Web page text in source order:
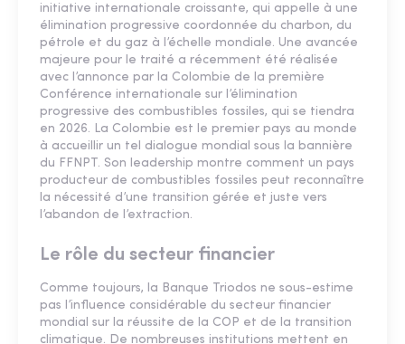
initiative internationale croissante, qui appelle à une
élimination progressive coordonnée du charbon, du
pétrole et du gaz à l’échelle mondiale. Une avancée
majeure pour le traité a récemment été réalisée
avec l’annonce par la Colombie de la première
Conférence internationale sur l’élimination
progressive des combustibles fossiles, qui se tiendra
en 2026. La Colombie est le premier pays au monde
à accueillir un tel dialogue mondial sous la bannière
du FFNPT. Son leadership montre comment un pays
producteur de combustibles fossiles peut reconnaître
la nécessité d’une transition gérée et juste vers
l’abandon de l’extraction.
Le rôle du secteur financier
Comme toujours, la Banque Triodos ne sous-estime
pas l’influence considérable du secteur financier
mondial sur la réussite de la COP et de la transition
climatique. De nombreuses institutions mettent en